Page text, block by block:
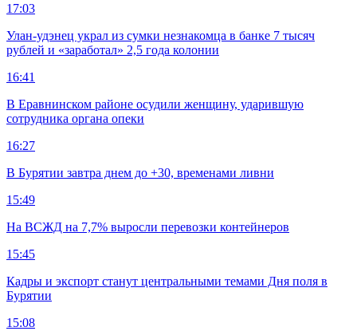
17:03
Улан-удэнец украл из сумки незнакомца в банке 7 тысяч
рублей и «заработал» 2,5 года колонии
16:41
В Еравнинском районе осудили женщину, ударившую
сотрудника органа опеки
16:27
В Бурятии завтра днем до +30, временами ливни
15:49
На ВСЖД на 7,7% выросли перевозки контейнеров
15:45
Кадры и экспорт станут центральными темами Дня поля в
Бурятии
15:08